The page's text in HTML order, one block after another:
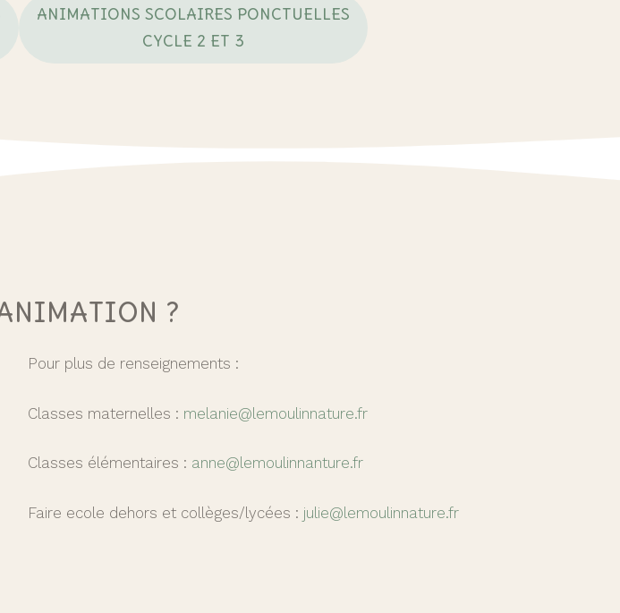
ANIMATIONS SCOLAIRES PONCTUELLES
CYCLE 2 ET 3
?
Pour plus de renseignements :
Classes maternelles : melanie@lemoulinnature.fr
Classes élémentaires : anne@lemoulinnanture.fr
Faire ecole dehors et collèges/lycées : julie@lemoulinnature.fr